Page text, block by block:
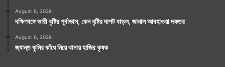
August 6, 2026
দক্ষিণবঙ্গে ভারী বৃষ্টির পূর্বাভাস, কেন বৃষ্টির দাপট বাড়ল, জানাল আবহাওয়া দফতর
August 6, 2026
জ্যান্ত কুমির কাঁধে নিয়ে থানায় হাজির কৃষক